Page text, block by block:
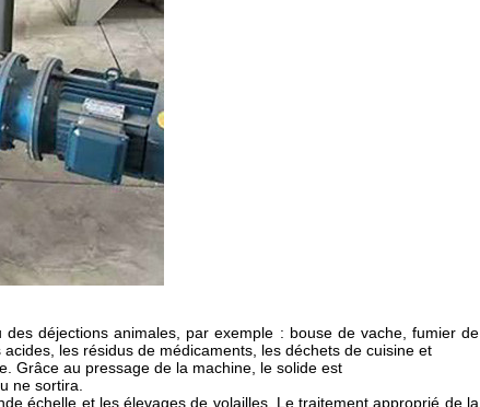
déjections animales, par exemple : bouse de vache, fumier de
les résidus de médicaments, les déchets de cuisine et
Grâce au pressage de la machine, le solide est
ne sortira.
échelle et les élevages de volailles. Le traitement approprié de la